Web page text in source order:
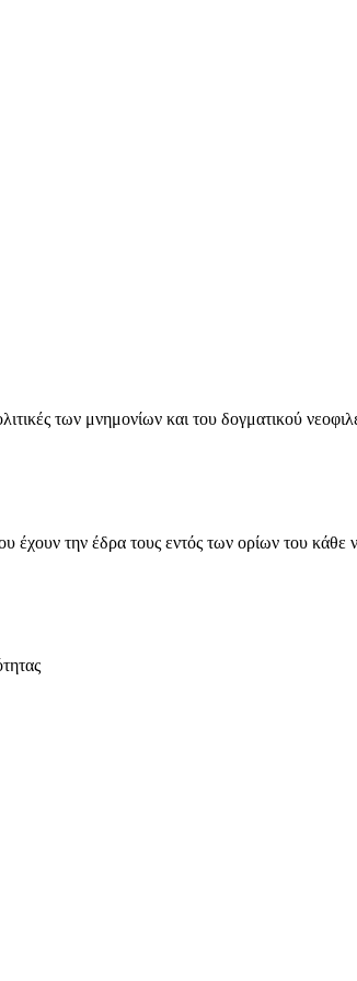
των μνημονίων και του δογματικού
έχουν την έδρα τους εντός των ορίων του κάθε